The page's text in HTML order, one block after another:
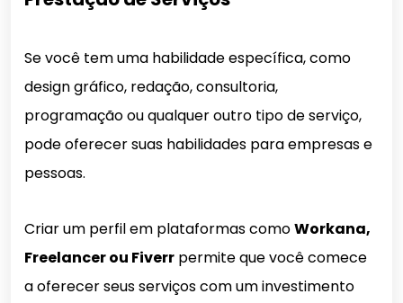
Se você tem uma habilidade específica, como
design gráfico, redação, consultoria,
programação ou qualquer outro tipo de serviço,
pode oferecer suas habilidades para empresas e
pessoas.
Criar um perfil em plataformas comoWorkana,
Freelancer ou Fiverr permite que você comece
a oferecer seus serviços com um investimento